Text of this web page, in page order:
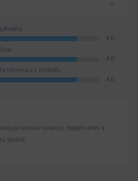
Kvalita
4.0
4.0
informací v inzerátu
4.0
textová recenze, napište první a
služeb.